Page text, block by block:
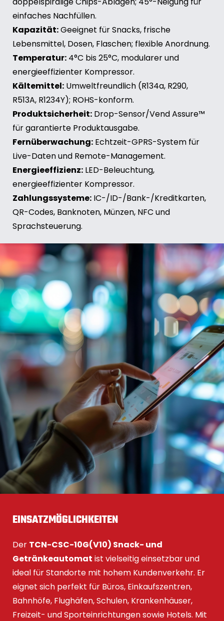
einfaches Nachfüllen.
Kapazität:Geeignet für Snacks, frische
Lebensmittel, Dosen, Flaschen; flexible Anordnung.
Temperatur: 4°C bis 25°C, modularer und
energieeffizienter Kompressor.
Kältemittel: Umweltfreundlich (R134a, R290,
R513A, R1234Y); ROHS-konform.
Produktsicherheit: Drop-Sensor/Vend Assure™
für garantierte Produktausgabe.
Fernüberwachung: Echtzeit-GPRS-System für
Live-Daten und Remote-Management.
Energieeffizienz: LED-Beleuchtung,
energieeffizienter Kompressor.
Zahlungssysteme: IC-/ID-/Bank-/Kreditkarten,
QR-Codes, Banknoten, Münzen, NFC und
Sprachsteuerung.
EINSATZMÖGLICHKEITEN
Der TCN-CSC-10G(V10) Snack- und
Getränkeautomat ist vielseitig einsetzbar und
ideal für Standorte mit hohem Kundenverkehr. Er
eignet sich perfekt für Büros, Einkaufszentren,
Bahnhöfe, Flughäfen, Schulen, Krankenhäuser,
Freizeit- und Sporteinrichtungen sowie Hotels. Mit